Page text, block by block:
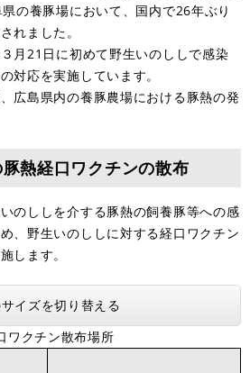
の養豚場において、国内で26年ぶり
れました。
月21日に初めて野生いのししで感染
対応を実施しています。
広島県内の養豚農場における豚熱の発
熱経口ワクチンの散布
のししを介する豚熱の飼養豚等への感
、野生いのししに対する経口ワクチン
します。
イズを切り替える
ワクチン散布場所